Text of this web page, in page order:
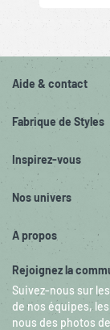
Aide & contact
Fabrique de Styles
Inspirez-vous
Nos univers
A propos
Rejoignez la
Suivez-nous sur
de nos équipes,
nous des photos